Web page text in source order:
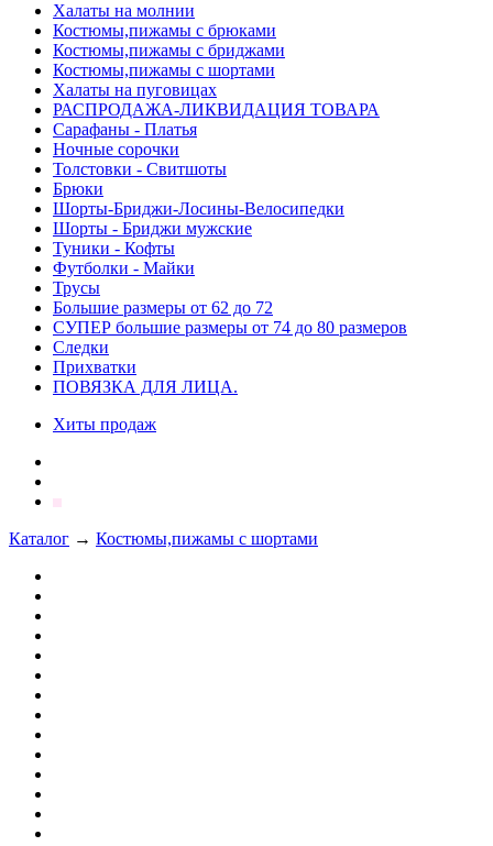
Халаты на молнии
Костюмы,пижамы с брюками
Костюмы,пижамы с бриджами
Костюмы,пижамы с шортами
Халаты на пуговицах
РАСПРОДАЖА-ЛИКВИДАЦИЯ ТОВАРА
Сарафаны - Платья
Ночные сорочки
Толстовки - Свитшоты
Брюки
Шорты-Бриджи-Лосины-Велосипедки
Шорты - Бриджи мужские
Туники - Кофты
Футболки - Майки
Трусы
Большие размеры от 62 до 72
СУПЕР большие размеры от 74 до 80 размеров
Следки
Прихватки
ПОВЯЗКА ДЛЯ ЛИЦА.
Хиты продаж
Каталог → Костюмы,пижамы с шортами